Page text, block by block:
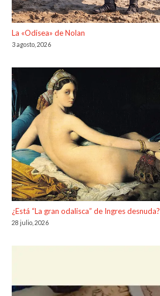
La «Odisea» de Nolan
3 agosto, 2026
¿Está “La gran odalisca” de Ingres desnuda?
28 julio, 2026